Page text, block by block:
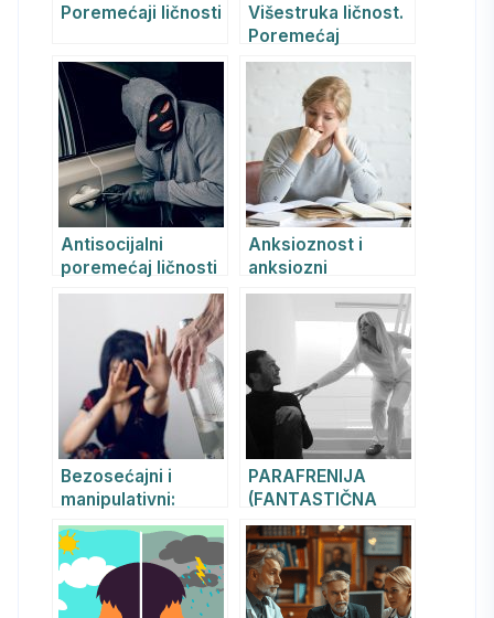
Poremećaji ličnosti
Višestruka ličnost.
Poremećaj
višestruke ličnosti
Antisocijalni
poremećaj ličnosti
Anksioznost i
anksiozni
poremećaji.
Psihoterapija
Bezosećajni i
manipulativni:
Antisocijalni
poremećaj ličnosti
PARAFRENIJA
(FANTASTIČNA
SUMANUTOST)